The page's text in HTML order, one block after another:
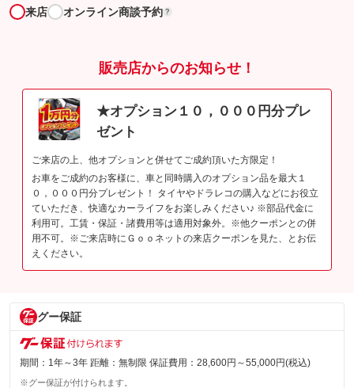
来店 オンライン商談予約 ?
販売店からのお知らせ！
★オプション１０，０００円分プレ
ゼント
ご来店の上、他オプションと併せてご成約頂いた方限定！
お車をご成約のお客様に、車と同時購入のオプション品を最大１
０，０００円分プレゼント！ タイヤやドラレコの購入などにお役立
ていただき、快適なカーライフをお楽しみください♪ ※部品代金に
利用可。工賃・保証・諸費用等は適用対象外。※他クーポンとの併
用不可。※ご来店時にＧｏｏネットの来店クーポンを見た、とお伝
えください。
グー保証
期間：1年～3年 距離：無制限 保証費用：28,600円～55,000円(税込)
※グー保証が付けられます。